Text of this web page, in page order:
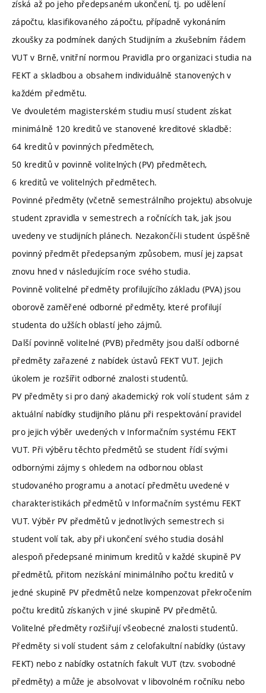
získá až po jeho předepsaném ukončení, tj. po udělení
zápočtu, klasifikovaného zápočtu, případně vykonáním
zkoušky za podmínek daných Studijním a zkušebním řádem
VUT v Brně, vnitřní normou Pravidla pro organizaci studia na
FEKT a skladbou a obsahem individuálně stanovených v
každém předmětu.
Ve dvouletém magisterském studiu musí student získat
minimálně 120 kreditů ve stanovené kreditové skladbě:
64 kreditů v povinných předmětech,
50 kreditů v povinně volitelných (PV) předmětech,
6 kreditů ve volitelných předmětech.
Povinné předměty (včetně semestrálního projektu) absolvuje
student zpravidla v semestrech a ročnících tak, jak jsou
uvedeny ve studijních plánech. Nezakončí-li student úspěšně
povinný předmět předepsaným způsobem, musí jej zapsat
znovu hned v následujícím roce svého studia.
Povinně volitelné předměty profilujícího základu (PVA) jsou
oborově zaměřené odborné předměty, které profilují
studenta do užších oblastí jeho zájmů.
Další povinně volitelné (PVB) předměty jsou další odborné
předměty zařazené z nabídek ústavů FEKT VUT. Jejich
úkolem je rozšířit odborné znalosti studentů.
PV předměty si pro daný akademický rok volí student sám z
aktuální nabídky studijního plánu při respektování pravidel
pro jejich výběr uvedených v Informačním systému FEKT
VUT. Při výběru těchto předmětů se student řídí svými
odbornými zájmy s ohledem na odbornou oblast
studovaného programu a anotací předmětu uvedené v
charakteristikách předmětů v Informačním systému FEKT
VUT. Výběr PV předmětů v jednotlivých semestrech si
student volí tak, aby při ukončení svého studia dosáhl
alespoň předepsané minimum kreditů v každé skupině PV
předmětů, přitom nezískání minimálního počtu kreditů v
jedné skupině PV předmětů nelze kompenzovat překročením
počtu kreditů získaných v jiné skupině PV předmětů.
Volitelné předměty rozšiřují všeobecné znalosti studentů.
Předměty si volí student sám z celofakultní nabídky (ústavy
FEKT) nebo z nabídky ostatních fakult VUT (tzv. svobodné
předměty) a může je absolvovat v libovolném ročníku nebo